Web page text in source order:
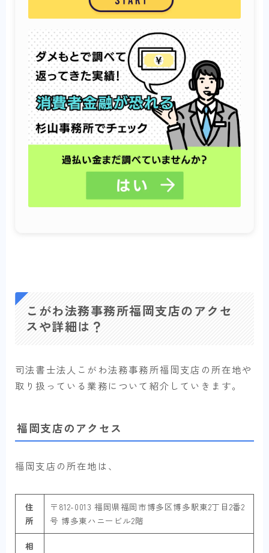
こがわ法務事務所福岡支店のアクセ
スや詳細は？
司法書士法人こがわ法務事務所福岡支店の所在地や
取り扱っている業務について紹介していきます。
福岡支店のアクセス
福岡支店の所在地は、
住
所
〒812-0013 福岡県福岡市博多区博多駅東2丁目2番2
号 博多東ハニービル2階
相